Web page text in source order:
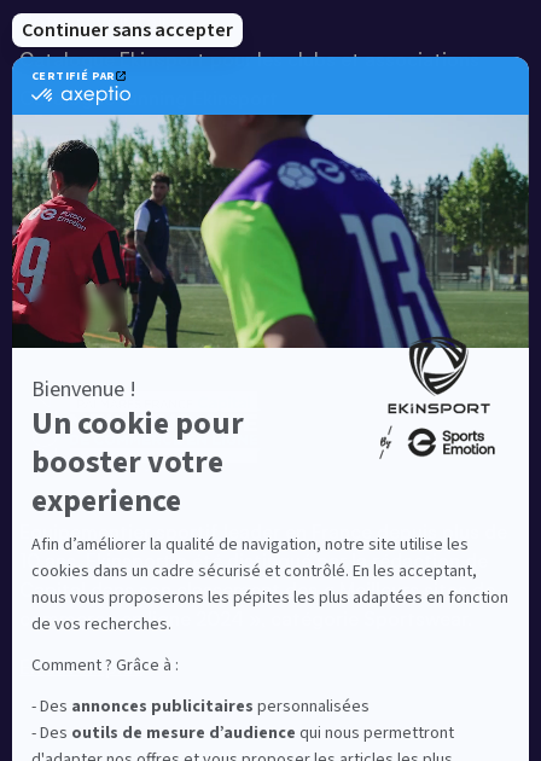
Notre savoir-faire
Catalogue Ekinsport pour les clubs et associations
Catalogue running Ekinsport
Blog
Une société de :
Equipementier sportif leader en France depuis plus de
10 ans, Ekinsport a été distingué par la rédaction de
Capital dans son classement des « Meilleurs sites de
commerce en ligne 2024 », catégorie Sportswear.
En savoir plus